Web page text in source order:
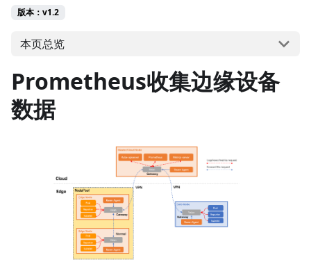
版本：v1.2
本页总览
Prometheus收集边缘设备
数据